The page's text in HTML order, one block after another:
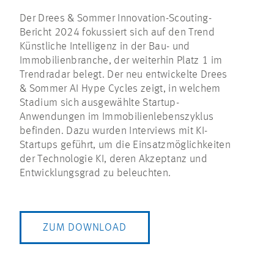
Der Drees & Sommer Innovation-Scouting-
Bericht 2024 fokussiert sich auf den Trend
Künstliche Intelligenz in der Bau- und
Immobilienbranche, der weiterhin Platz 1 im
Trendradar belegt. Der neu entwickelte Drees
& Sommer AI Hype Cycles zeigt, in welchem
Stadium sich ausgewählte Startup-
Anwendungen im Immobilienlebenszyklus
befinden. Dazu wurden Interviews mit KI-
Startups geführt, um die Einsatzmöglichkeiten
der Technologie KI, deren Akzeptanz und
Entwicklungsgrad zu beleuchten.
ZUM DOWNLOAD